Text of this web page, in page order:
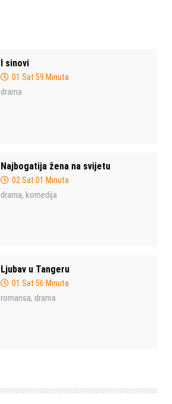
I sinovi
01 Sat 59 Minuta
drama
Najbogatija žena na svijetu
02 Sat 01 Minuta
drama, komedija
Ljubav u Tangeru
01 Sat 56 Minuta
romansa, drama